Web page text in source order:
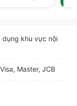
dụng khu vực nội
Master, JCB